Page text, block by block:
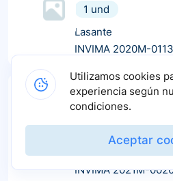
1 und
Lasante
INVIMA 2020M-
Amoxicilina polvo
Polvo para
INVIMA 2021M-
Utilizamos cookies
experiencia según
condiciones.
Aceptar